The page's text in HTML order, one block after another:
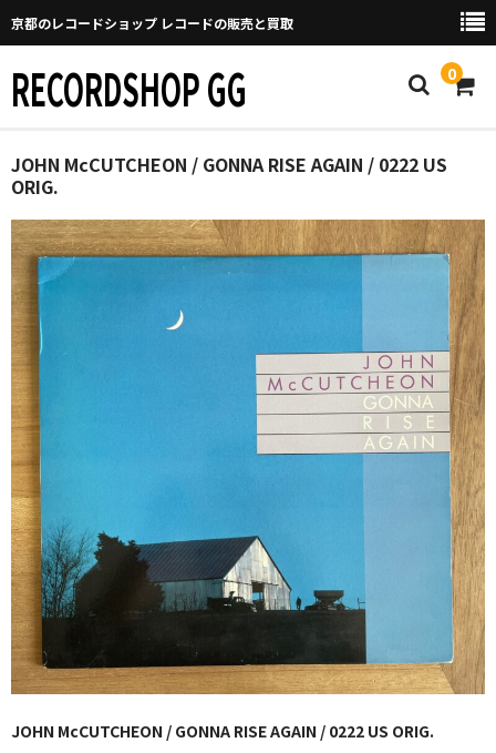
京都のレコードショップ レコードの販売と買取
RECORDSHOP GG 0
Home
GGについて
取り置きなどについて
GG RECORD （当店のレーベル）
全商品
BLUE NOTE
JOHN McCUTCHEON / GONNA RISE AGAIN / 0222 US
ORIG.
JOHN McCUTCHEON / GONNA RISE AGAIN / 0222 US ORIG.